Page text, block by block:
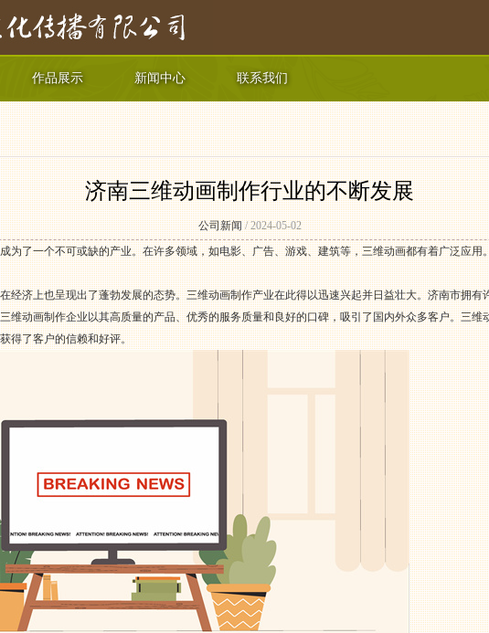
作品展示 新闻中心 联系我们
济南三维动画制作行业的不断发展
公司新闻/ 2024-05-02
为了一个不可或缺的产业。在许多领域，如电影、广告、游戏、建筑等，三维动画都有着广泛应
经济上也呈现出了蓬勃发展的态势。三维动画制作产业在此得以迅速兴起并日益壮大。济南市拥有
维动画制作企业以其高质量的产品、优秀的服务质量和良好的口碑，吸引了国内外众多客户。三维
得了客户的信赖和好评。